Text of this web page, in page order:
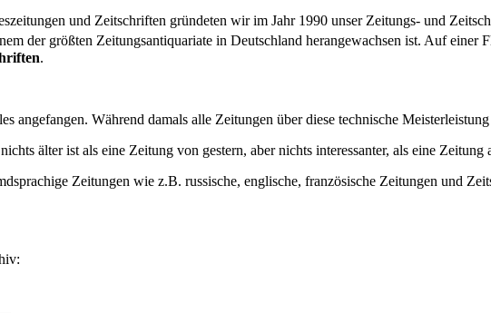
und Zeitschriften gründeten wir im Jahr 1990 unser Zeitungs- und
der größten Zeitungsantiquariate in Deutschland herangewachsen ist. Auf einer
.
angefangen. Während damals alle Zeitungen über diese technische
älter ist als eine Zeitung von gestern, aber nichts interessanter, als eine Zeitung
Zeitungen wie z.B. russische, englische, französische Zeitungen und